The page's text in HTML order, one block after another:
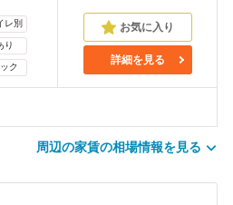
レ別
り
ク
詳細を見る
周辺の家賃の相場情報を見る